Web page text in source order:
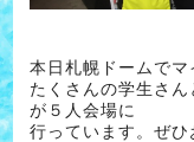
本日札幌ドームでマ
たくさんの学生さ
が５人会場に
行っています。ぜ